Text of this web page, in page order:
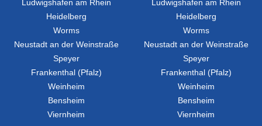
Ludwigshafen am Rhein
Heidelberg
Worms
Neustadt an der Weinstraße
Speyer
Frankenthal (Pfalz)
Weinheim
Bensheim
Viernheim
Ludwigshafen am Rhein
Heidelberg
Worms
Neustadt an der Weinstraße
Speyer
Frankenthal (Pfalz)
Weinheim
Bensheim
Viernheim